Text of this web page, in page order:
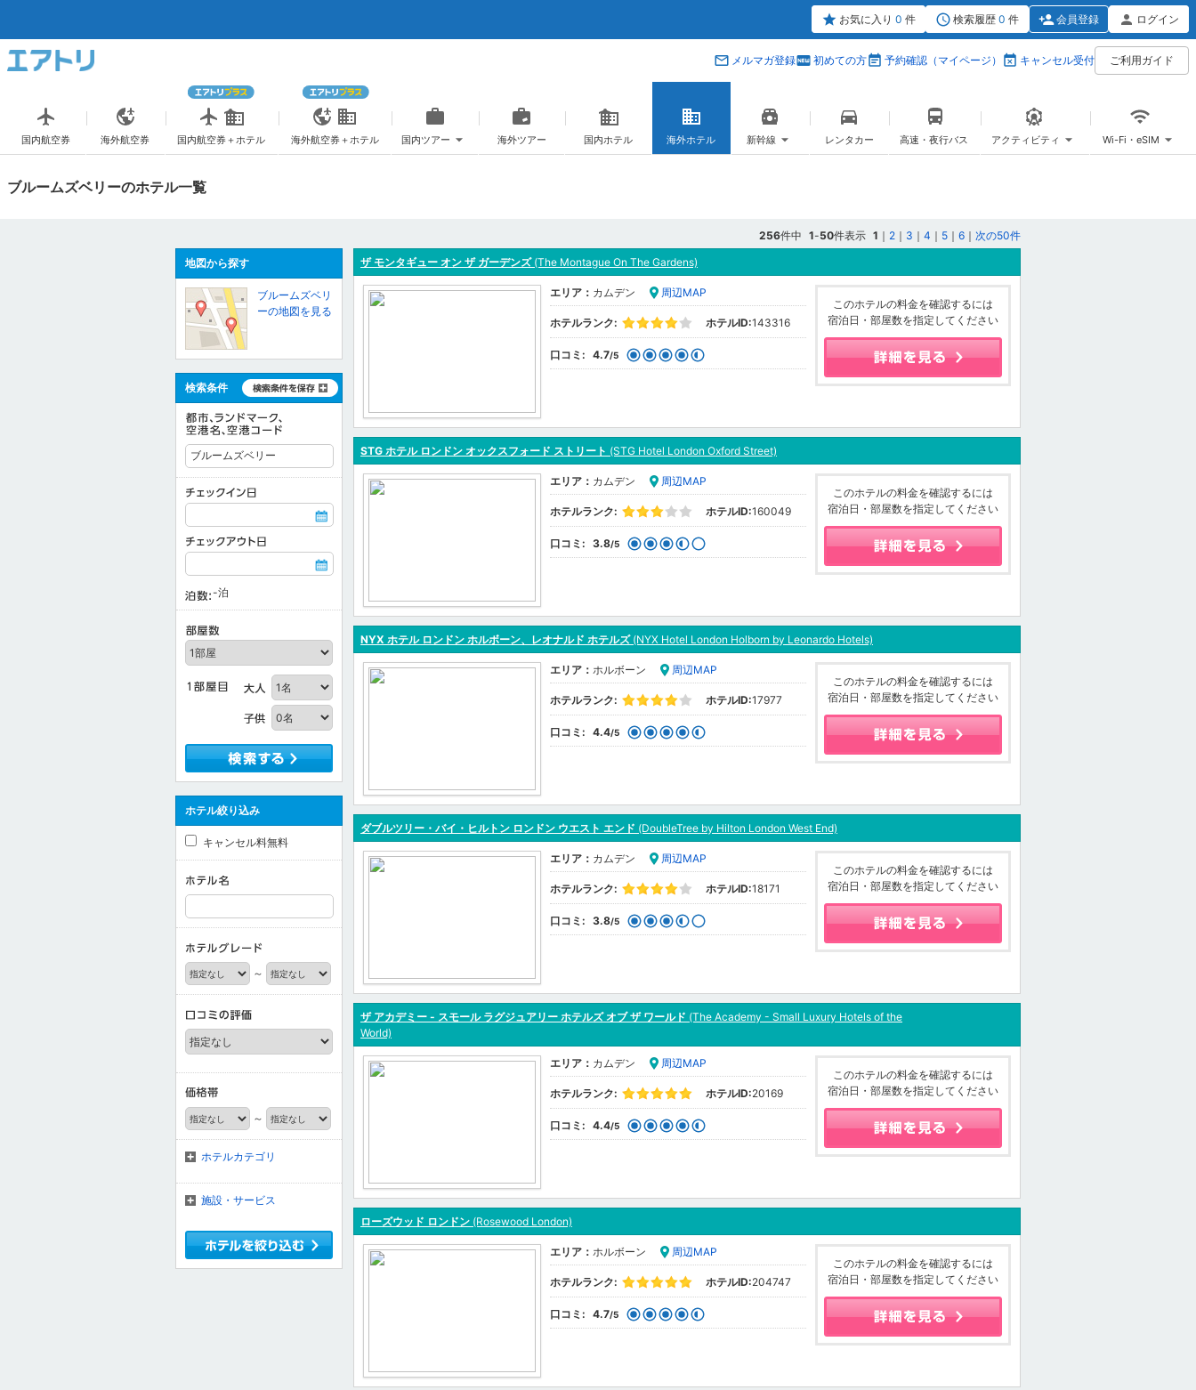
メルマガ登録 初めての方 予約確認（マイページ） キャンセル受付 ご利用ガイド
国内航空券 海外航空券 国内航空券＋ホテル 海外航空券＋ホテル 国内ツアー 海外ツアー 国内ホテル 海外ホテル 新幹線 レンタカー 高速・夜行バス アクティビティ Wi-Fi・eSIM
お気に入り 0 件 検索履歴 0 件 会員登録 ログイン
ブルームズベリーのホテル一覧
256件中 1-50件表示 1 ｜ 2 ｜ 3 ｜ 4 ｜ 5 ｜ 6 ｜ 次の50件
ザ モンタギュー オン ザ ガーデンズ(The Montague On The Gardens)
エリア： カムデン 周辺MAP
ホテルランク: ホテルID:143316
口コミ: 4.7/5
このホテルの料金を確認するには
宿泊日・部屋数を指定してください
STG ホテル ロンドン オックスフォード ストリート (STG Hotel London Oxford Street)
エリア： カムデン 周辺MAP
ホテルランク: ホテルID:160049
口コミ: 3.8/5
このホテルの料金を確認するには
宿泊日・部屋数を指定してください
NYX ホテル ロンドン ホルボーン、レオナルド ホテルズ(NYX Hotel London Holborn by Leonardo Hotels)
エリア： ホルボーン 周辺MAP
ホテルランク: ホテルID:17977
口コミ: 4.4/5
このホテルの料金を確認するには
宿泊日・部屋数を指定してください
ダブルツリー・バイ・ヒルトン ロンドン ウエスト エンド (DoubleTree by Hilton London West End)
エリア： カムデン 周辺MAP
ホテルランク: ホテルID:18171
口コミ: 3.8/5
このホテルの料金を確認するには
宿泊日・部屋数を指定してください
ザ アカデミー - スモール ラグジュアリー ホテルズ オブ ザ ワールド (The Academy - Small Luxury Hotels of the
World)
エリア： カムデン 周辺MAP
ホテルランク: ホテルID:20169
口コミ: 4.4/5
このホテルの料金を確認するには
宿泊日・部屋数を指定してください
ローズウッド ロンドン (Rosewood London)
エリア： ホルボーン 周辺MAP
ホテルランク: ホテルID:204747
口コミ: 4.7/5
このホテルの料金を確認するには
宿泊日・部屋数を指定してください
地図から探す
ブルームズベリ
ーの地図を見る
検索条件
-泊
ホテル絞り込み
キャンセル料無料
～
～
ホテルカテゴリ
施設・サービス